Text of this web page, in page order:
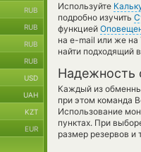
Используйте
подробно изучить
функцией
на e-mail или же на
найти подходящий
Надежность
Каждый из
при этом команда
Использование
пунктах. При
размер резервов и
RUB
RUB
RUB
RUB
USD
UAH
KZT
EUR